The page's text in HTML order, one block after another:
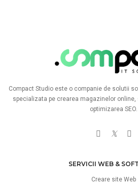
Compact Studio este o companie de solutii
specializata pe crearea magazinelor online,
optimizarea SEO.
𝕏
SERVICII WEB &
Creare site Web